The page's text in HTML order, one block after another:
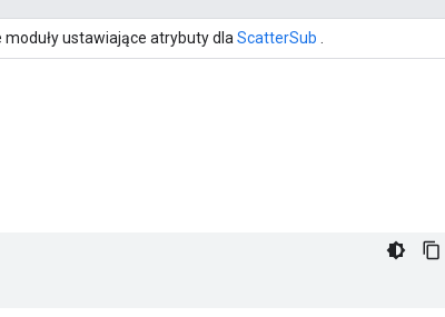
moduły ustawiające atrybuty dla ScatterSub